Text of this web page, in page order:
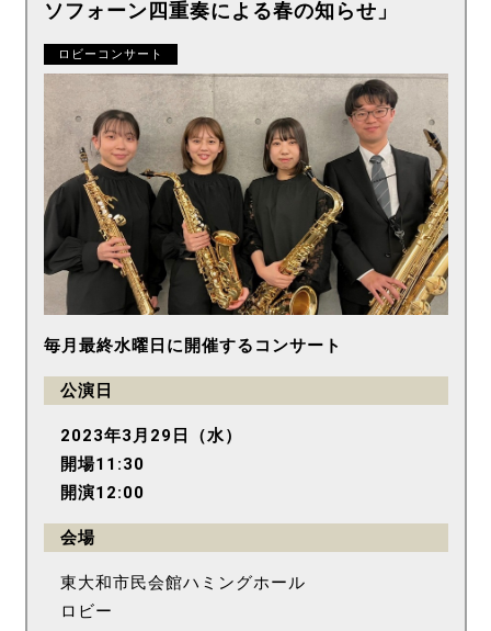
ソフォーン四重奏による春の知らせ」
ロビーコンサート
毎月最終水曜日に開催するコンサート
公演日
2023年3月29日（水）
開場11:30
開演12:00
会場
東大和市民会館ハミングホール
ロビー